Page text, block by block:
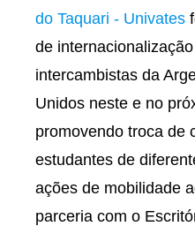
do Taquari - Univates
de
intercambistas da
Unidos neste e no
promovendo troca de
estudantes de
ações de mobilidade
parceria com o